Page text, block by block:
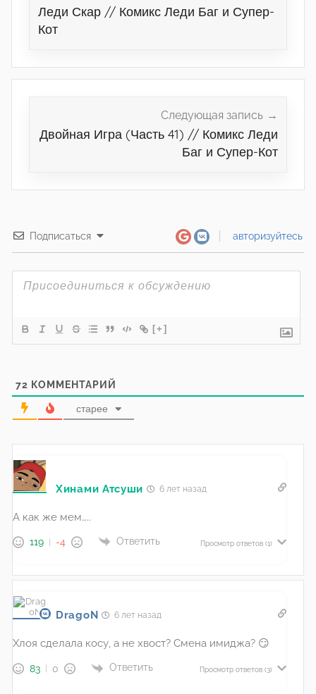
записям
Леди Скар // Комикс Леди Баг и Супер-
Кот
Следующая запись
Двойная Игра (Часть 41) // Комикс Леди
Баг и Супер-Кот
Подписаться авторизуйтесь
[+]
72 КОММЕНТАРИЙ
старее
Хинами Атсуши 6 лет назад
А как же мем…..
119 -4 Ответить Просмотр ответов (1)
DragoN 6 лет назад
Хлоя сделала косу, а не хвост? Смена имиджа? 😏
83 0 Ответить Просмотр ответов (3)